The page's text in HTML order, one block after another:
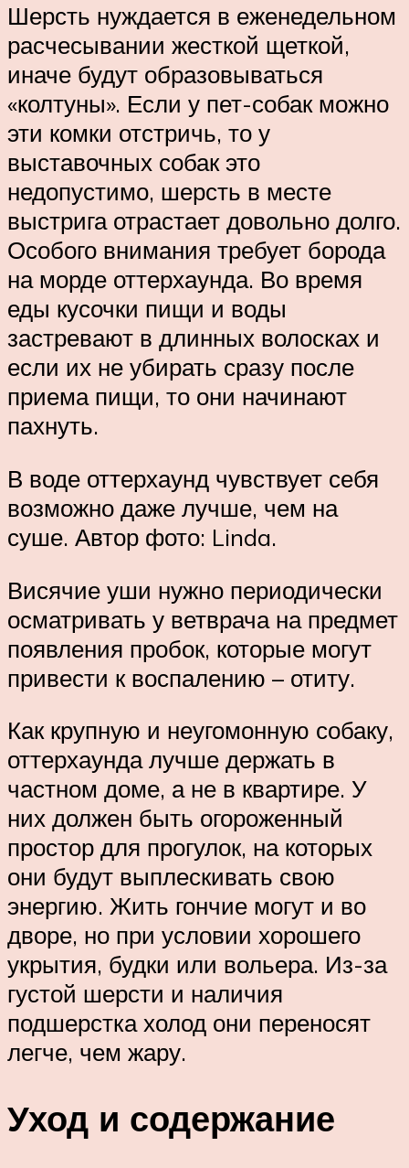
Шерсть нуждается в еженедельном
расчесывании жесткой щеткой,
иначе будут образовываться
«колтуны». Если у пет-собак можно
эти комки отстричь, то у
выставочных собак это
недопустимо, шерсть в месте
выстрига отрастает довольно долго.
Особого внимания требует борода
на морде оттерхаунда. Во время
еды кусочки пищи и воды
застревают в длинных волосках и
если их не убирать сразу после
приема пищи, то они начинают
пахнуть.
В воде оттерхаунд чувствует себя
возможно даже лучше, чем на
суше. Автор фото: Linda.
Висячие уши нужно периодически
осматривать у ветврача на предмет
появления пробок, которые могут
привести к воспалению – отиту.
Как крупную и неугомонную собаку,
оттерхаунда лучше держать в
частном доме, а не в квартире. У
них должен быть огороженный
простор для прогулок, на которых
они будут выплескивать свою
энергию. Жить гончие могут и во
дворе, но при условии хорошего
укрытия, будки или вольера. Из-за
густой шерсти и наличия
подшерстка холод они переносят
легче, чем жару.
Уход и содержание